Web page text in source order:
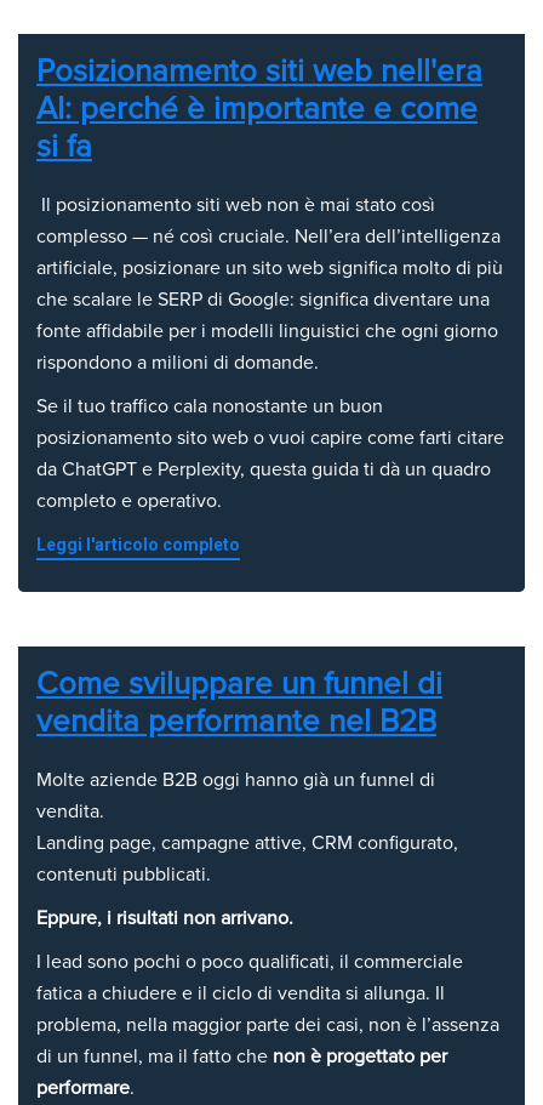
Posizionamento siti web nell'era
AI: perché è importante e come
si fa
Il posizionamento siti web non è mai stato così
complesso — né così cruciale. Nell’era dell’intelligenza
artificiale, posizionare un sito web significa molto di più
che scalare le SERP di Google: significa diventare una
fonte affidabile per i modelli linguistici che ogni giorno
rispondono a milioni di domande.
Se il tuo traffico cala nonostante un buon
posizionamento sito web o vuoi capire come farti citare
da ChatGPT e Perplexity, questa guida ti dà un quadro
completo e operativo.
Leggi l'articolo completo
Come sviluppare un funnel di
vendita performante nel B2B
Molte aziende B2B oggi hanno già un funnel di
vendita.
Landing page, campagne attive, CRM configurato,
contenuti pubblicati.
Eppure, i risultati non arrivano.
I lead sono pochi o poco qualificati, il commerciale
fatica a chiudere e il ciclo di vendita si allunga. Il
problema, nella maggior parte dei casi, non è l’assenza
di un funnel, ma il fatto che non è progettato per
performare.